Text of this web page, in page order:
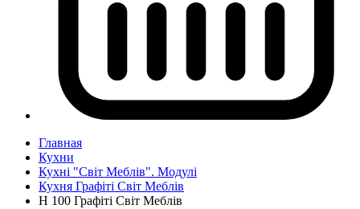
Главная
Кухни
Кухні "Світ Меблів". Модулі
Кухня Графіті Світ Меблів
Н 100 Графіті Світ Меблів